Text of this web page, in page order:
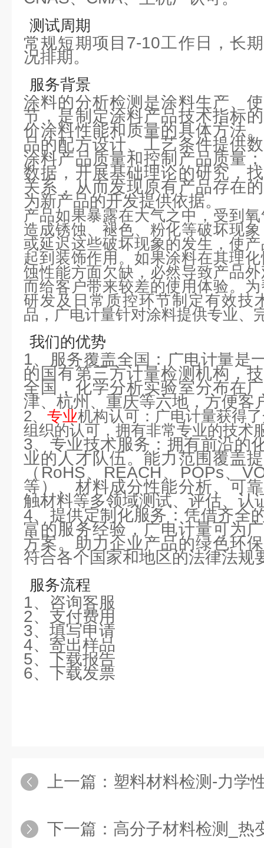
测试周期
常规短期项目7-10工作日，长
况排期。
服务背景
涂料的分析检测是涂料生产、
节，是制定涂料产品技术指标
价涂料性能和质量的具体方法
品的配方设计、工艺条件提供
涂料产品质量和控制产品质量
数据，开展基础理论的研究，
关系，从而发现原有产品存在
为新产品的开发提供依据。
产品如果暴露在大气之中，受到
造成锈蚀、褪色、粉化等破坏现
或延迟这些破坏现象的发生，使
起到装饰作用。如果涂料在其理
蚀性能方面欠缺，必然导致产品
而给客户带来较差的使用体验。
研发及日常质控环节制定有效技
品，广电计量针对涂料提供专业、
我们的优势
1、服务覆盖全国：广电计量是
的国有第三方计量检测机构，
全国，化学分析实验室分布在
津、杭州、重庆等六地，方便客
2、专业机构认可：广电计量获得
组织的认可 ，拥有非常专业的技术
3、专业技术服务：拥有前沿的
业的人才队伍。能力范围覆盖
（RoHS、REACH、POPs、
等）、材料成分性能分析、可
触材料等多领域测试、评估、认
4、提供定制化服务：凭借齐全
富的服务经验，广电计量可为
方案。助力企业产品的绿色环
符合各个国家和地区的法律法规
服务流程
1、咨询客服
2、支付费用
3、填写申请
4、寄出样品
5、下载报告
6、下载发票
上一篇： 塑料材料检测-力学性
下一篇： 高分子材料检测_热变